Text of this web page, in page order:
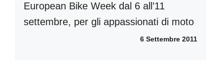
European Bike Week dal 6 all’11
settembre, per gli appassionati di moto
6 Settembre 2011